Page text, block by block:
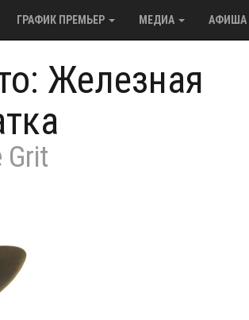
ГРАФИК ПРЕМЬЕР МЕДИА АФИША
Железная
Grit